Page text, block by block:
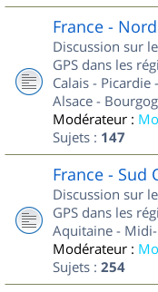
France -
Discussion sur
GPS dans les
Calais -
Alsace -
Modérateur :
Sujets : 147
France - Sud
Discussion sur
GPS dans les
Aquitaine -
Modérateur :
Sujets : 254